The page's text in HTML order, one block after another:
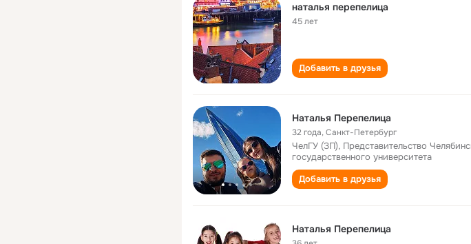
наталья перепелица
45 лет
Добавить в друзья
Наталья Перепелица
32 года,Санкт-Петербург
ЧелГУ (ЗП), Представительство
государственного университета
Добавить в друзья
Наталья Перепелица